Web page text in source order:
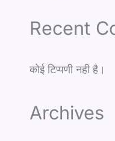
Recent
कोई टिप्पणी नही है।
Archives